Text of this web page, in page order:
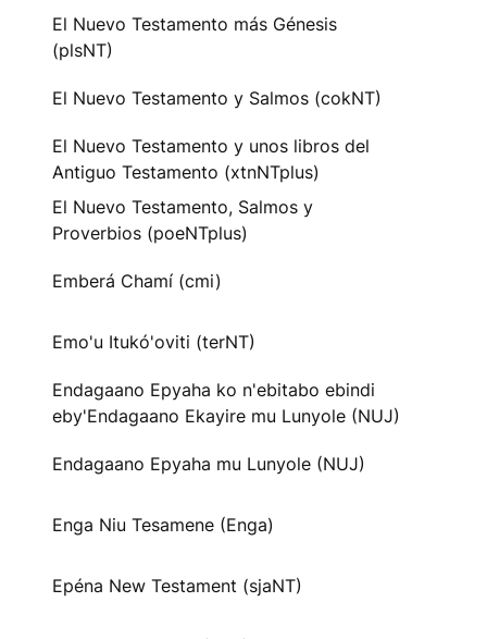
El Nuevo Testamento más Génesis
(plsNT)
El Nuevo Testamento y Salmos (cokNT)
El Nuevo Testamento y unos libros del
Antiguo Testamento (xtnNTplus)
El Nuevo Testamento, Salmos y
Proverbios (poeNTplus)
Emberá Chamí (cmi)
Emo'u Itukó'oviti (terNT)
Endagaano Epyaha ko n'ebitabo ebindi
eby'Endagaano Ekayire mu Lunyole (NUJ)
Endagaano Epyaha mu Lunyole (NUJ)
Enga Niu Tesamene (Enga)
Epéna New Testament (sjaNT)